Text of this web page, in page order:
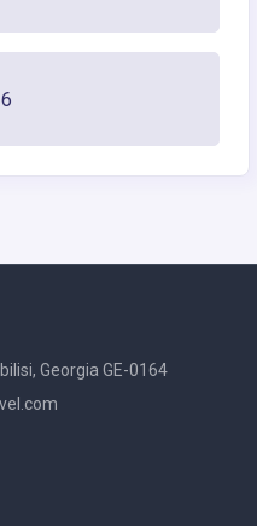
Georgia GE-0164